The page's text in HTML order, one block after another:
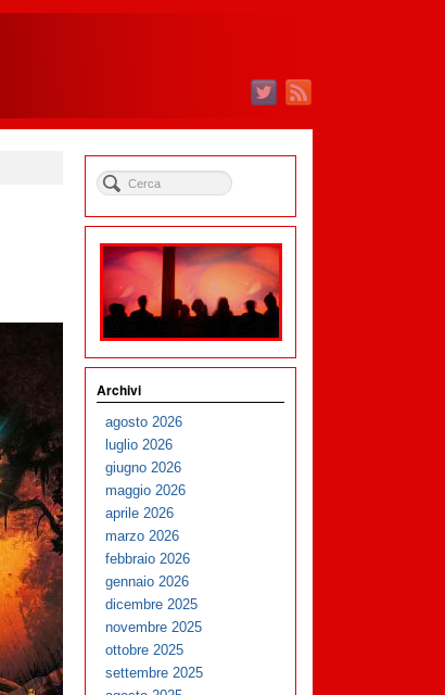
Archivi
agosto 2026
luglio 2026
giugno 2026
maggio 2026
aprile 2026
marzo 2026
febbraio 2026
gennaio 2026
dicembre 2025
novembre 2025
ottobre 2025
settembre 2025